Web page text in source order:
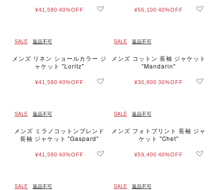
¥41,580 40%OFF ¥56,100 40%OFF
SALE 返品不可
メンズ リネン ショールカラー ジ
ャケット "Loritz"
¥41,580 40%OFF
SALE 返品不可
メンズ コットン 長袖 ジャケット
"Mandarin"
¥30,800 30%OFF
SALE 返品不可
メンズ ミラノコットンブレンド
長袖 ジャケット "Gaspard"
¥41,580 40%OFF
SALE 返品不可
メンズ フォトプリント 長袖 ジャ
ケット "Chet"
¥59,400 40%OFF
SALE 返品不可 SALE 返品不可